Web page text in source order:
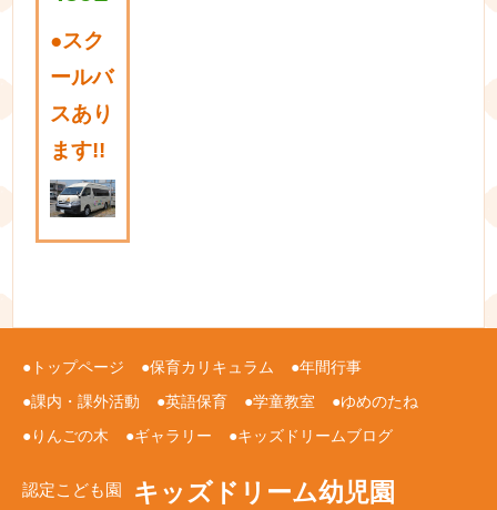
●スク
ールバ
スあり
ます!!
トップページ 保育カリキュラム
年間行事
課内・課外活動
英語保育 学童教室
ゆめのたね
りんごの木
ギャラリー キッズドリームブログ
認定こども園 キッズドリーム幼児園